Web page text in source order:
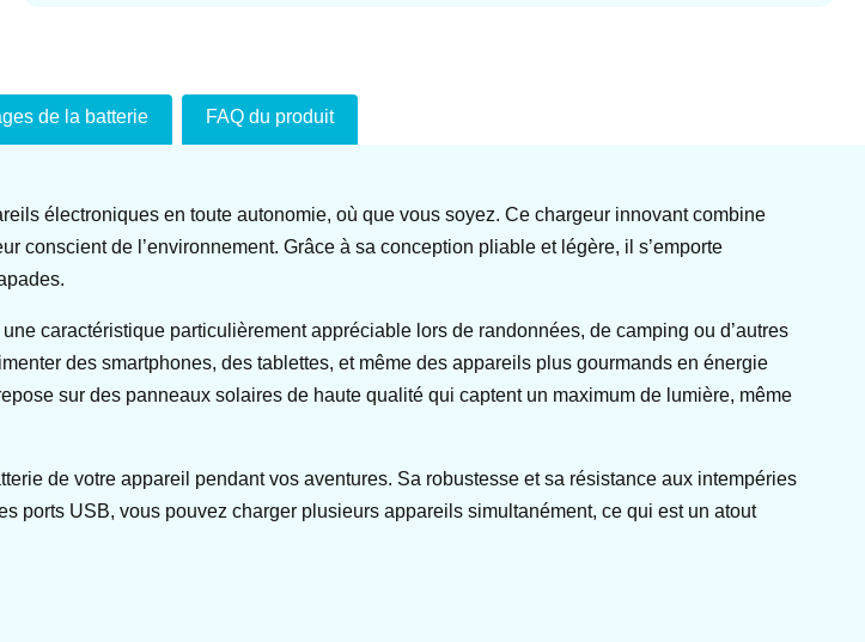
de la batterie FAQ du produit
électroniques en toute autonomie, où que vous soyez. Ce chargeur innovant combine
conscient de l’environnement. Grâce à sa conception pliable et légère, il s’emporte
caractéristique particulièrement appréciable lors de randonnées, de camping ou d’autres
des smartphones, des tablettes, et même des appareils plus gourmands en énergie
sur des panneaux solaires de haute qualité qui captent un maximum de lumière, même
de votre appareil pendant vos aventures. Sa robustesse et sa résistance aux intempéries
ports USB, vous pouvez charger plusieurs appareils simultanément, ce qui est un atout